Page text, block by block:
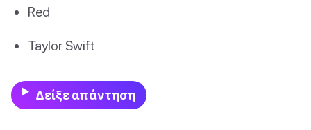
Red
Taylor Swift
Δείξε απάντηση